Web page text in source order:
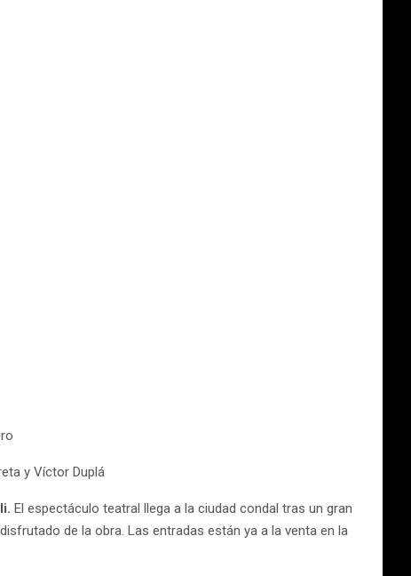
y Víctor Duplá
El espectáculo teatral llega a la ciudad condal tras un gran
de la obra. Las entradas están ya a la venta en la